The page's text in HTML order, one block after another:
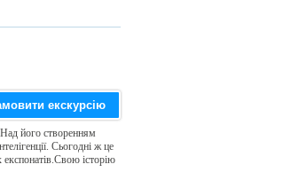
екскурсію
Над його створенням
Сьогодні ж це
експонатів.Свою історію